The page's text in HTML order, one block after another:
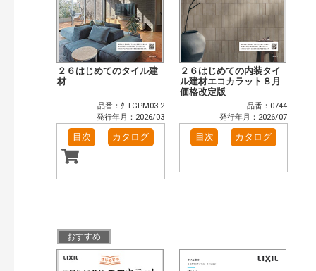
２６はじめてのタイル建
材
品番：ﾀ-TGPM03-2
発行年月：2026/03
目次 カタログ
２６はじめての内装タイ
ル建材エコカラット８月
価格改定版
品番：0744
発行年月：2026/07
目次 カタログ
おすすめ